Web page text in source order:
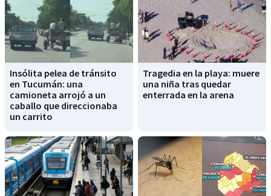
Insólita pelea de tránsito
en Tucumán: una
camioneta arrojó a un
caballo que direccionaba
un carrito
Tragedia en la playa: muere
una niña tras quedar
enterrada en la arena